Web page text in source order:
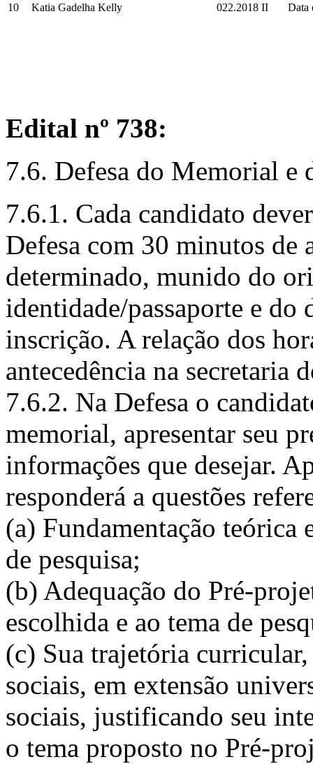
10 Katia Gadelha Kelly 022.2018 II Data
Edital nº 738:
7.6. Defesa do Memorial e
7.6.1. Cada candidato
Defesa com 30 minutos de
determinado, munido do
identidade/passaporte e
inscrição. A relação dos
antecedência na secretaria
7.6.2. Na Defesa o
memorial, apresentar seu
informações que desejar.
responderá a questões
(a) Fundamentação teórica
de pesquisa;
(b) Adequação do Pré-
escolhida e ao tema de
(c) Sua trajetória
sociais, em extensão
sociais, justificando seu
o tema proposto no Pré-